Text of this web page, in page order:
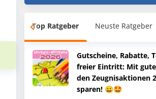
Top Ratgeber Neuste Ratgeber
Gutscheine, Rabatte,
freier Eintritt: Mit
den Zeugnisaktionen
sparen! 😀🤩